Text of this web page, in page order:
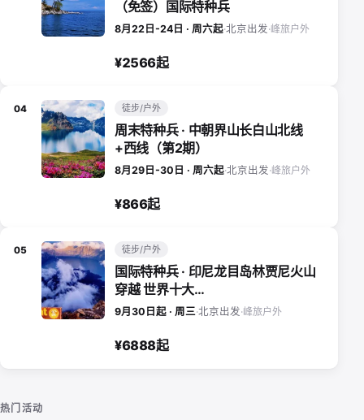
（免签）国际特种兵
8月22日-24日 · 周六起·北京出发·峰旅户外
¥2566起
04 徒步/户外
周末特种兵 · 中朝界山长白山北线
+西线（第2期）
8月29日-30日 · 周六起·北京出发·峰旅户外
¥866起
05 徒步/户外
国际特种兵 · 印尼龙目岛林贾尼火山
穿越 世界十大…
9月30日起 · 周三·北京出发·峰旅户外
¥6888起
热门活动